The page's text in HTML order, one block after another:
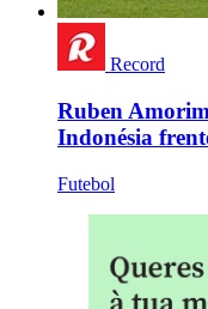
Record
Ruben
Indonésia
Futebol